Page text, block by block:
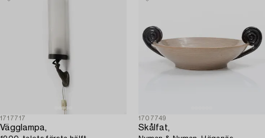
1717717
Vägglampa,
1707749
Skålfat,